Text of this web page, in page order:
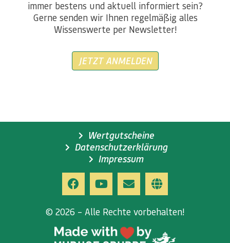
immer bestens und aktuell informiert sein?
Gerne senden wir Ihnen regelmäßig alles
Wissenswerte per Newsletter!
JETZT ANMELDEN
Wertgutscheine
Datenschutzerklärung
Impressum
© 2026 – Alle Rechte vorbehalten!